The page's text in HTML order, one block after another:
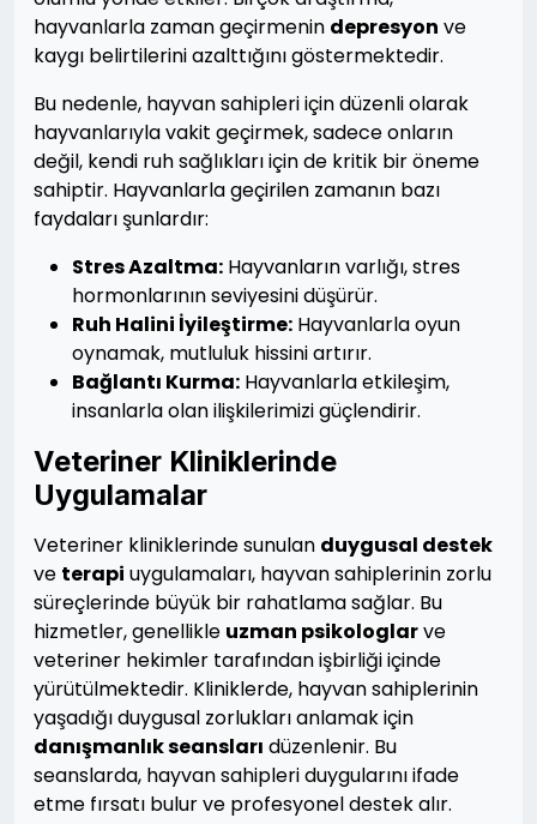
hayvanlarla zaman geçirmenin depresyon ve
kaygı belirtilerini azalttığını göstermektedir.
Bu nedenle, hayvan sahipleri için düzenli olarak
hayvanlarıyla vakit geçirmek, sadece onların
değil, kendi ruh sağlıkları için de kritik bir öneme
sahiptir. Hayvanlarla geçirilen zamanın bazı
faydaları şunlardır:
Stres Azaltma: Hayvanların varlığı, stres
hormonlarının seviyesini düşürür.
Ruh Halini İyileştirme: Hayvanlarla oyun
oynamak, mutluluk hissini artırır.
Bağlantı Kurma: Hayvanlarla etkileşim,
insanlarla olan ilişkilerimizi güçlendirir.
Veteriner Kliniklerinde
Uygulamalar
Veteriner kliniklerinde sunulan duygusal destek
ve terapi uygulamaları, hayvan sahiplerinin zorlu
süreçlerinde büyük bir rahatlama sağlar. Bu
hizmetler, genellikle uzman psikologlarve
veteriner hekimler tarafından işbirliği içinde
yürütülmektedir. Kliniklerde, hayvan sahiplerinin
yaşadığı duygusal zorlukları anlamak için
danışmanlık seansları düzenlenir. Bu
seanslarda, hayvan sahipleri duygularını ifade
etme fırsatı bulur ve profesyonel destek alır.